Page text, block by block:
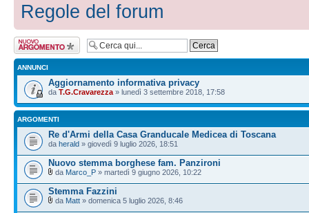
Regole del forum
Scrivi un nuovo
argomento
ANNUNCI
Aggiornamento informativa privacy
da T.G.Cravarezza » lunedì 3 settembre 2018, 17:58
ARGOMENTI
Re d'Armi della Casa Granducale Medicea di Toscana
da herald » giovedì 9 luglio 2026, 18:51
Nuovo stemma borghese fam. Panzironi
da Marco_P » martedì 9 giugno 2026, 10:22
Stemma Fazzini
da Matt » domenica 5 luglio 2026, 8:46